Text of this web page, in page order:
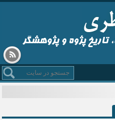
تاریخ پژوه و پژوهشگر